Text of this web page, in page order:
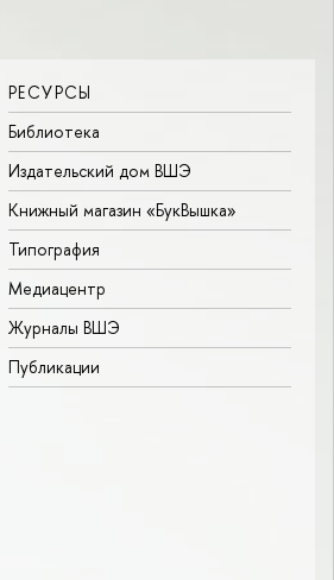
РЕСУРСЫ
Библиотека
Издательский дом ВШЭ
Книжный магазин «БукВышка»
Типография
Медиацентр
Журналы ВШЭ
Публикации